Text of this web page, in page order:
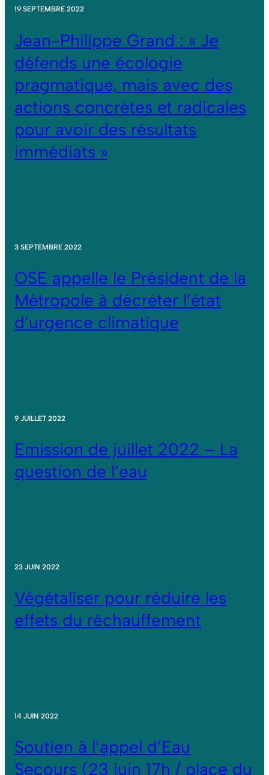
19 SEPTEMBRE 2022
Jean-Philippe Grand : « Je
défends une écologie
pragmatique, mais avec des
actions concrètes et radicales
pour avoir des résultats
immédiats »
3 SEPTEMBRE 2022
OSE appelle le Président de la
Métropole à décréter l’état
d’urgence climatique
9 JUILLET 2022
Emission de juillet 2022 – La
question de l’eau
23 JUIN 2022
Végétaliser pour réduire les
effets du réchauffement
14 JUIN 2022
Soutien à l’appel d’Eau
Secours (23 juin 17h / place du